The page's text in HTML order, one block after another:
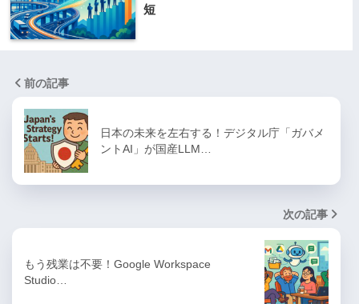
短
前の記事
日本の未来を左右する！デジタル庁「ガバメ
ントAI」が国産LLM…
次の記事
もう残業は不要！Google Workspace
Studio…